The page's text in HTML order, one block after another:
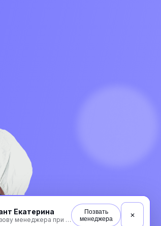
Екатерина
Отвечу и позову менеджера при необходимости
Позвать
менеджера
✕